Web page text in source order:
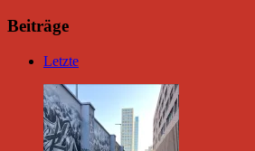
Beiträge
Letzte